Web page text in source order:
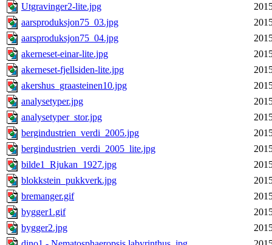
Utgravinger2-lite.jpg
aarsproduksjon75_03.jpg
aarsproduksjon75_04.jpg
akerneset-einar-lite.jpg
akerneset-fjellsiden-lite.jpg
akershus_graasteinen10.jpg
analysetyper.jpg
analysetyper_stor.jpg
bergindustrien_verdi_2005.jpg
bergindustrien_verdi_2005_lite.jpg
bilde1_Rjukan_1927.jpg
blokkstein_pukkverk.jpg
bremanger.gif
bygger1.gif
bygger2.jpg